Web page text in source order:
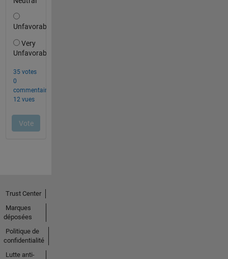
Trust Center
Marques
déposées
Politique de
confidentialité
Lutte anti-